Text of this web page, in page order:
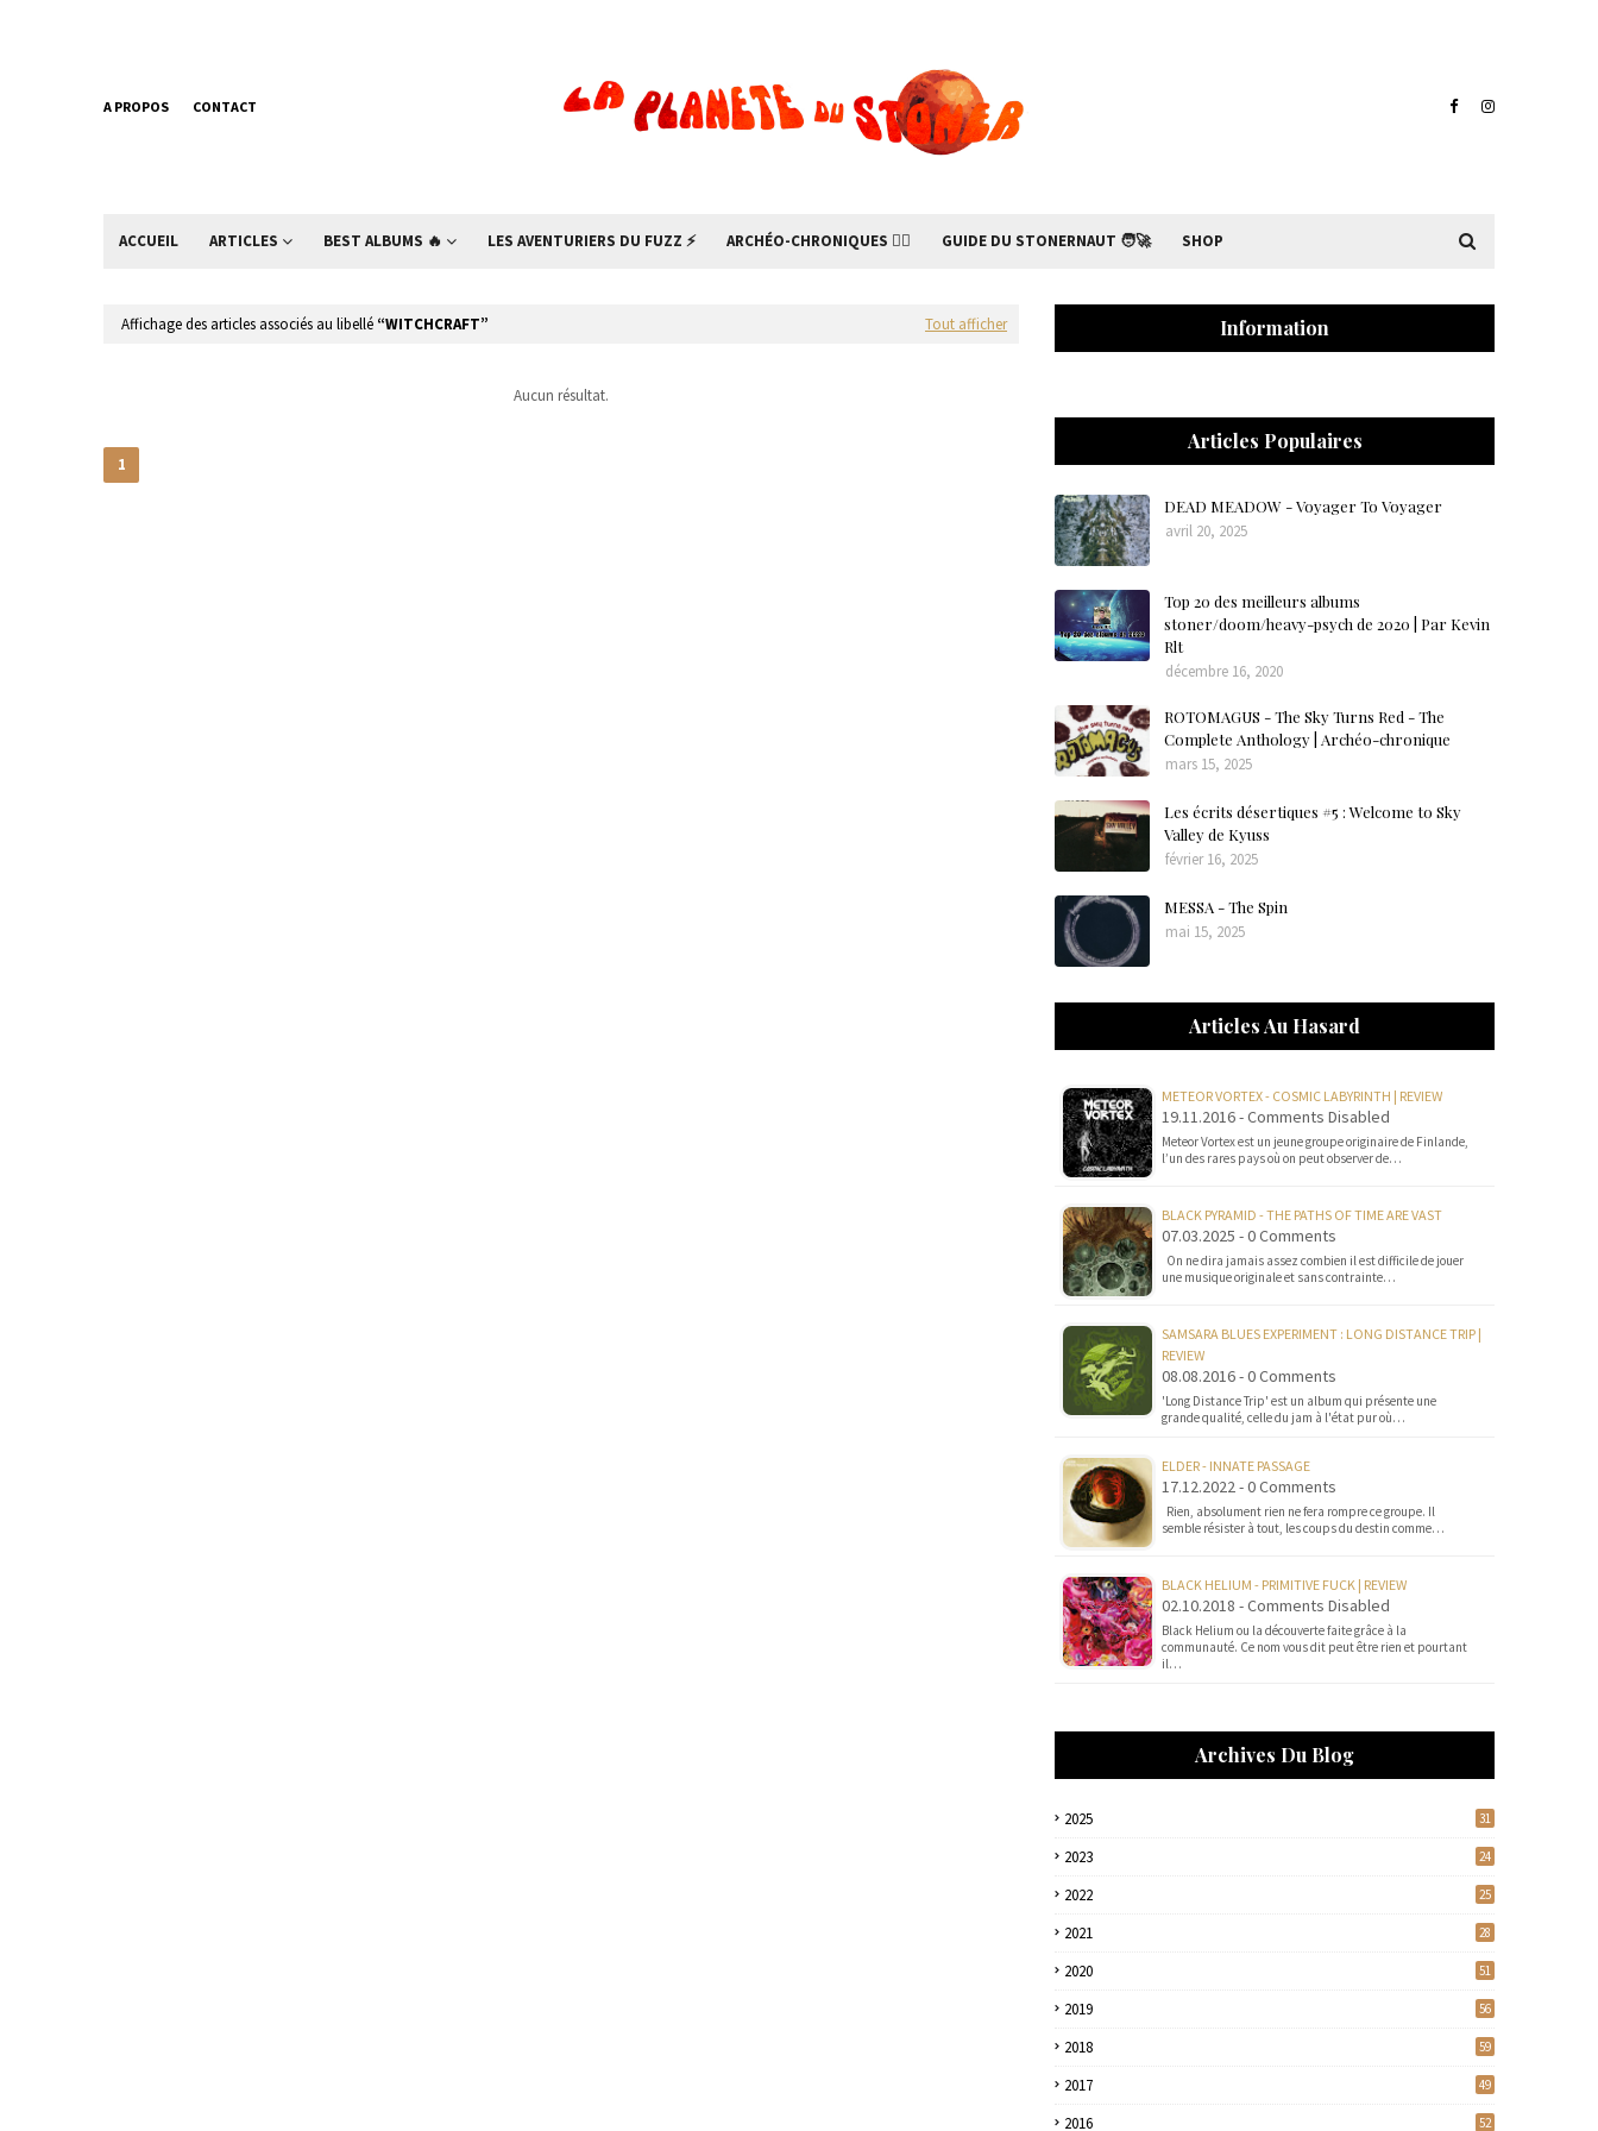
A PROPOS CONTACT
ACCUEIL ARTICLES BEST ALBUMS 🔥 LES AVENTURIERS DU FUZZ ⚡ ARCHÉO-CHRONIQUES 🧙‍♂ GUIDE DU STONERNAUT 🧑‍🚀 SHOP
Affichage des articles associés au libellé WITCHCRAFT Tout afficher
Aucun résultat.
1
Information
Articles Populaires
DEAD MEADOW - Voyager To Voyager
avril 20, 2025
Top 20 des meilleurs albums
stoner/doom/heavy-psych de 2020 | Par Kevin
Rlt
décembre 16, 2020
ROTOMAGUS - The Sky Turns Red - The
Complete Anthology | Archéo-chronique
mars 15, 2025
Les écrits désertiques #5 : Welcome to Sky
Valley de Kyuss
février 16, 2025
MESSA - The Spin
mai 15, 2025
Articles Au Hasard
METEOR VORTEX - COSMIC LABYRINTH | REVIEW
19.11.2016 - Comments Disabled
Meteor Vortex est un jeune groupe originaire de Finlande,
l’un des rares pays où on peut observer de…
BLACK PYRAMID - THE PATHS OF TIME ARE VAST
07.03.2025 - 0 Comments
On ne dira jamais assez combien il est difficile de jouer
une musique originale et sans contrainte…
SAMSARA BLUES EXPERIMENT : LONG DISTANCE TRIP |
REVIEW
08.08.2016 - 0 Comments
'Long Distance Trip' est un album qui présente une
grande qualité, celle du jam à l'état pur où…
ELDER - INNATE PASSAGE
17.12.2022 - 0 Comments
Rien, absolument rien ne fera rompre ce groupe. Il
semble résister à tout, les coups du destin comme…
BLACK HELIUM - PRIMITIVE FUCK | REVIEW
02.10.2018 - Comments Disabled
Black Helium ou la découverte faite grâce à la
communauté. Ce nom vous dit peut être rien et pourtant
il…
Archives Du Blog
2025 31
2023 24
2022 25
2021 28
2020 51
2019 56
2018 59
2017 49
2016 52